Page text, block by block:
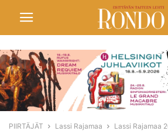
PIIRTÄJÄT Lassi Rajamaa Lassi Rajamaa